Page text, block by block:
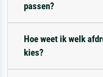
passen?
Hoe weet ik welk
kies?